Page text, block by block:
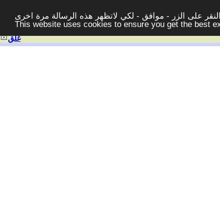
على الزر - موافق - لكي لاتظهر هذه الرسالة مرة اخرى -
This website uses cookies to ensure you get the best
غلق